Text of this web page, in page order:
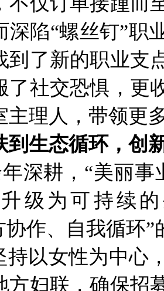
深陷“螺丝钉”职
到了新的职业支
了社交恐惧，更
主理人，带领更
到生态循环，创
深耕，“美丽
级为可持续
协作、自我循环”
持以女性为中心
方妇联，确保招